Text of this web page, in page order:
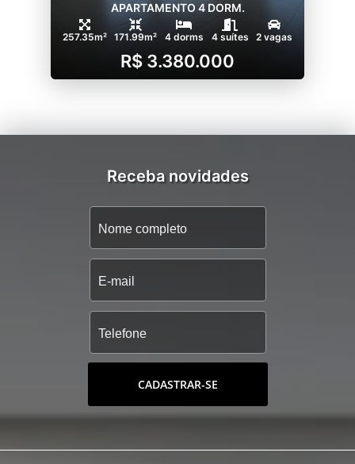
APARTAMENTO 4 DORM.
257.35m² 171.99m² 4 dorms 4 suítes 2 vagas
R$ 3.380.000
Receba novidades
CADASTRAR-SE